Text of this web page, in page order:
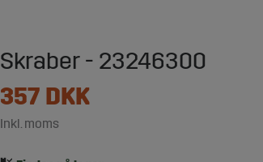
Skraber - 23246300
357 DKK
Inkl. moms